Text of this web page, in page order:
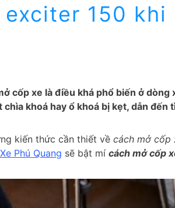
150
cốp xe là điều khá phổ biến ở
khoá hay ổ khoá bị kẹt, dẫn
kiến thức cần thiết về cách mở cốp
Phú Quang sẽ bật mí cách mở cốp